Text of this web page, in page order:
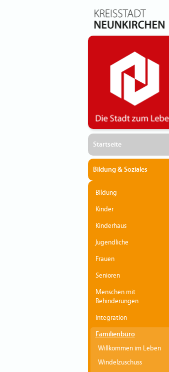
Startseite
Bildung & Soziales
Bildung
Kinder
Kinderhaus
Jugendliche
Frauen
Senioren
Menschen mit
Behinderungen
Integration
Familienbüro
Willkommen im Leben
Windelzuschuss